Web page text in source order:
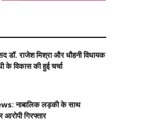
डॉ. राजेश मिश्रा और धौहनी विधायक
के विकास की हुई चर्चा
नाबालिक लड़की के साथ
गिरफ्तार